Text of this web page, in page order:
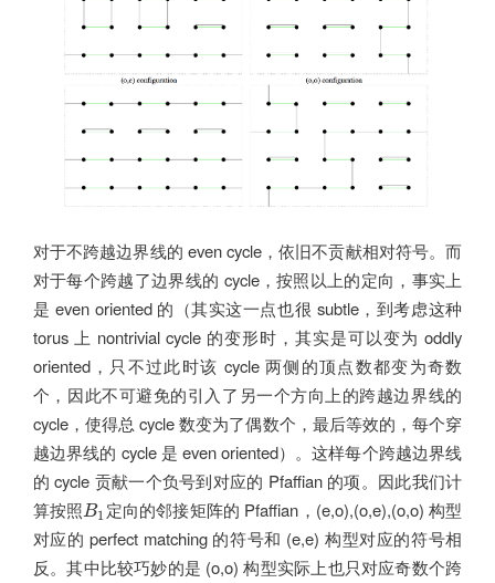
对于不跨越边界线的 even cycle，依旧不贡献相对符号。而
对于每个跨越了边界线的 cycle，按照以上的定向，事实上
是 even oriented 的（其实这一点也很 subtle，到考虑这种
torus 上 nontrivial cycle 的变形时，其实是可以变为 oddly
oriented，只不过此时该 cycle 两侧的顶点数都变为奇数
个，因此不可避免的引入了另一个方向上的跨越边界线的
cycle，使得总 cycle 数变为了偶数个，最后等效的，每个穿
越边界线的 cycle 是 even oriented）。这样每个跨越边界线
的 cycle 贡献一个负号到对应的 Pfaffian 的项。因此我们计
算按照B1
B1定向的邻接矩阵的 Pfaffian，(e,o),(o,e),(o,o) 构型
对应的 perfect matching 的符号和 (e,e) 构型对应的符号相
反。其中比较巧妙的是 (o,o) 构型实际上也只对应奇数个跨